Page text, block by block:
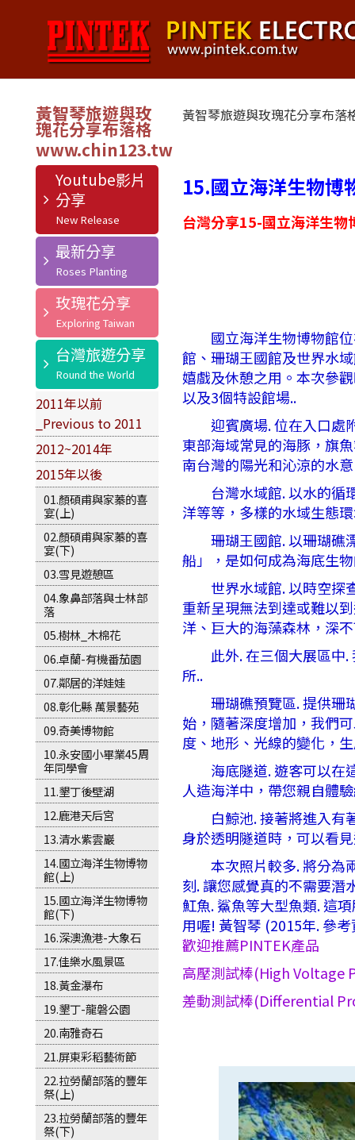
黃智琴旅遊與玫
瑰花分享布落格
Youtube影片
分享
最新分享
玫瑰花分享
台灣旅遊分享
2011年以前
_Previous to 2011
2012~2014年
2015年以後
01.顏碩甫與家蓁的喜
宴(上)
02.顏碩甫與家蓁的喜
宴(下)
03.雪見遊憩區
04.象鼻部落與士林部
落
05.樹林_木棉花
06.卓蘭-有機番茄園
07.鄰居的洋娃娃
08.彰化縣 萬景藝苑
09.奇美博物館
10.永安國小畢業45周
年同學會
11.墾丁後壁湖
12.鹿港天后宮
13.清水紫雲巖
14.國立海洋生物博物
館(上)
15.國立海洋生物博物
館(下)
16.深澳漁港-大象石
17.佳樂水風景區
18.黃金瀑布
19.墾丁-龍磐公園
20.南雅奇石
21.屏東彩稻藝術節
22.拉勞蘭部落的豐年
祭(上)
23.拉勞蘭部落的豐年
祭(下)
黃智琴旅遊與玫瑰花分享布落
15.國立海洋生物博
台灣分享15-國立海洋生物
國立海洋生物博物館位
館、珊瑚王國館及世界水
嬉戲及休憩之用。本次參
以及3個特設館場..
迎賓廣場. 位在入口處附
東部海域常見的海豚，旗
南台灣的陽光和沁涼的水
台灣水域館. 以水的循環
洋等等，多樣的水域生態
珊瑚王國館. 以珊瑚礁漂
船」，是如何成為海底生
世界水域館. 以時空探查
重新呈現無法到達或難以
洋、巨大的海藻森林，深
此外. 在三個大展區中.
所..
珊瑚礁預覽區. 提供珊瑚
始，隨著深度增加，我們
度、地形、光線的變化，
海底隧道. 遊客可以在這
人造海洋中，帶您親自體
白鯨池. 接著將進入有著
身於透明隧道時，可以看
本次照片較多. 將分為兩
刻. 讓您感覺真的不需要潛
魟魚. 鯊魚等大型魚類. 這
用喔! 黃智琴 (2015年. 參
歡迎推薦PINTEK產品
高壓測試棒(High Voltage
差動測試棒(Differential